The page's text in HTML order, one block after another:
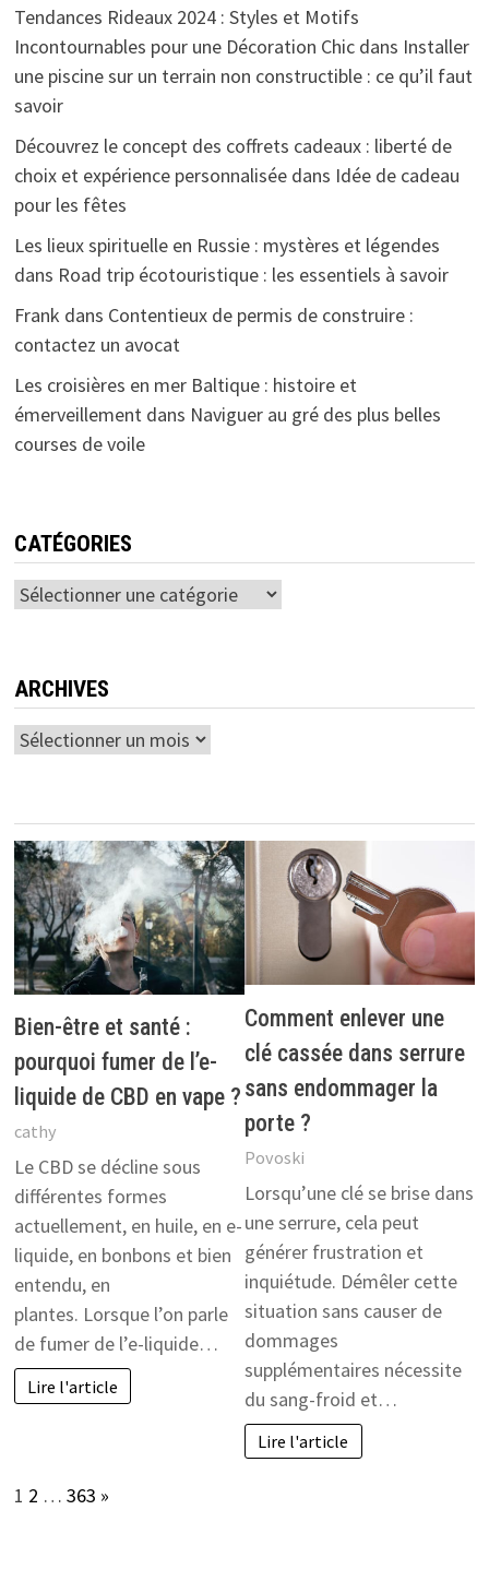
Tendances Rideaux 2024 : Styles et Motifs
Incontournables pour une Décoration Chicdans Installer
une piscine sur un terrain non constructible : ce qu’il faut
savoir
Découvrez le concept des coffrets cadeaux : liberté de
choix et expérience personnaliséedans Idée de cadeau
pour les fêtes
Les lieux spirituelle en Russie : mystères et légendes
dans Road trip écotouristique : les essentiels à savoir
Frank dans Contentieux de permis de construire :
contactez un avocat
Les croisières en mer Baltique : histoire et
émerveillementdans Naviguer au gré des plus belles
courses de voile
CATÉGORIES
Catégories
ARCHIVES
Archives
Bien-être et santé :
pourquoi fumer de l’e-
liquide de CBD en vape ?
cathy
Le CBD se décline sous
différentes formes
actuellement, en huile, en e-
liquide, en bonbons et bien
entendu, en
plantes. Lorsque l’on parle
de fumer de l’e-liquide…
Lire l'article
Comment enlever une
clé cassée dans serrure
sans endommager la
porte ?
Povoski
Lorsqu’une clé se brise dans
une serrure, cela peut
générer frustration et
inquiétude. Démêler cette
situation sans causer de
dommages
supplémentaires nécessite
du sang-froid et…
Lire l'article
Page:
1 2 … 363 Next
»